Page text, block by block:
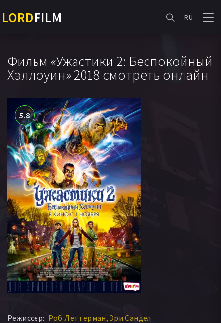
LORDFILM RU
Фильм «Ужастики 2: Беспокойный
Хэллоуин» 2018 смотреть онлайн
5.8
Режиссер: Роб Леттерман Эри Сандел